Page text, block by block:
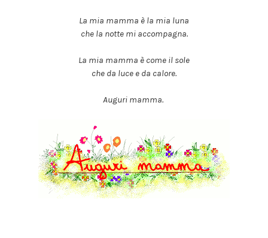
La mia mamma è la mia luna
che la notte mi accompagna.
La mia mamma è come il sole
che da luce e da calore.
Auguri mamma.